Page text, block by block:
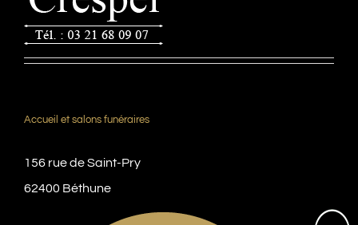
Accueil et salons funéraires
156 rue de Saint-Pry
62400 Béthune